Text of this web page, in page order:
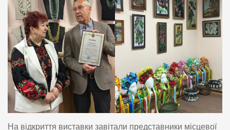
На відкриття виставки завітали представники місцевої